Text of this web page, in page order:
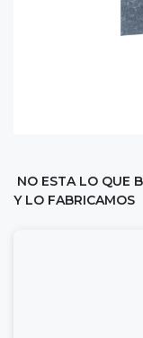
NO ESTA LO QUE
Y LO FABRICAMOS